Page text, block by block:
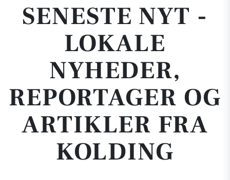
SENESTE NYT -
LOKALE
NYHEDER,
REPORTAGER OG
ARTIKLER FRA
KOLDING